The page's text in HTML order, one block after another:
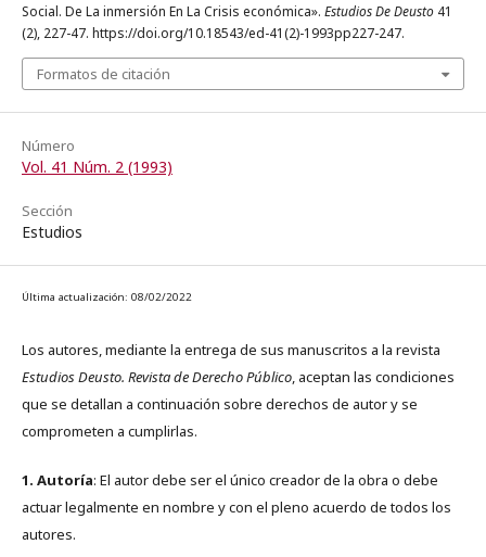
Social. De La inmersión En La Crisis económica». Estudios De Deusto 41
(2), 227-47. https://doi.org/10.18543/ed-41(2)-1993pp227-247.
Formatos de citación
Número
Vol. 41 Núm. 2 (1993)
Sección
Estudios
Última actualización: 08/02/2022
Los autores, mediante la entrega de sus manuscritos a la revista
Estudios Deusto. Revista de Derecho Público, aceptan las condiciones
que se detallan a continuación sobre derechos de autor y se
comprometen a cumplirlas.
1. Autoría: El autor debe ser el único creador de la obra o debe
actuar legalmente en nombre y con el pleno acuerdo de todos los
autores.